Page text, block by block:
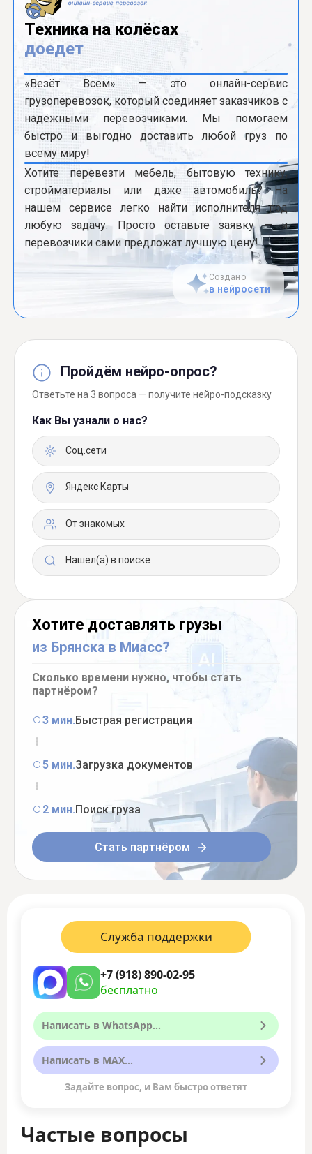
Техника на колёсах
доедет
«Везёт Всем» — это онлайн-сервис
грузоперевозок, который соединяет заказчиков с
надёжными перевозчиками. Мы помогаем
быстро и выгодно доставить любой груз по
всему миру!
Хотите перевезти мебель, бытовую технику,
стройматериалы или даже автомобиль? На
нашем сервисе легко найти исполнителя под
любую задачу. Просто оставьте заявку — и
перевозчики сами предложат лучшую цену!
Создано
в нейросети
Пройдём нейро-опрос?
Ответьте на 3 вопроса — получите нейро-подсказку
Как Вы узнали о нас?
Соц.сети
Яндекс Карты
От знакомых
Нашел(а) в поиске
Хотите доставлять грузы
из Брянска в Миасс?
Сколько времени нужно, чтобы стать
партнёром?
3 мин.Быстрая регистрация
5 мин.Загрузка документов
2 мин.Поиск груза
Стать партнёром
Частые вопросы
Служба поддержки
+7 (918) 890-02-95
бесплатно
Написать в WhatsApp...
Написать в MAX...
Задайте вопрос, и Вам быстро ответят